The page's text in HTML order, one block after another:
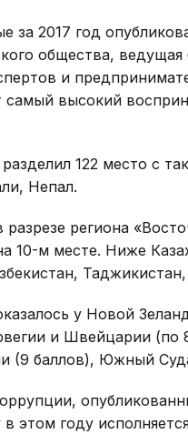
за 2017 год
общества,
и
самый высокий
122 место с
Непал.
региона
10-м месте. Ниже
у Новой
и Швейцарии (по
(9 баллов), Южный
этом году